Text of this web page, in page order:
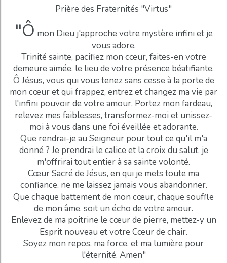
Prière des Fraternités "Virtus"
"Ô mon Dieu j'approche votre mystère infini et je
vous adore.
Trinité sainte, pacifiez mon cœur, faites-en votre
demeure aimée, le lieu de votre présence béatifiante.
Ô Jésus, vous qui vous tenez sans cesse à la porte de
mon cœur et qui frappez, entrez et changez ma vie par
l'infini pouvoir de votre amour. Portez mon fardeau,
relevez mes faiblesses, transformez-moi et unissez-
moi à vous dans une foi éveillée et adorante.
Que rendrai-je au Seigneur pour tout ce qu'il m'a
donné ? Je prendrai le calice et la croix du salut, je
m'offrirai tout entier à sa sainte volonté.
Cœur Sacré de Jésus, en qui je mets toute ma
confiance, ne me laissez jamais vous abandonner.
Que chaque battement de mon cœur, chaque souffle
de mon âme, soit un écho de votre amour.
Enlevez de ma poitrine le cœur de pierre, mettez-y un
Esprit nouveau et votre Cœur de chair.
Soyez mon repos, ma force, et ma lumière pour
l'éternité. Amen"